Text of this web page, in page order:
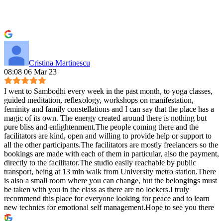
Cristina Martinescu
08:08 06 Mar 23
I went to Sambodhi every week in the past month, to yoga classes,
guided meditation, reflexology, workshops on manifestation,
feminity and family constellations and I can say that the place has a
magic of its own. The energy created around there is nothing but
pure bliss and enlightenment.The people coming there and the
facilitators are kind, open and willing to provide help or support to
all the other participants.The facilitators are mostly freelancers so the
bookings are made with each of them in particular, also the payment,
directly to the facilitator.The studio easily reachable by public
transport, being at 13 min walk from University metro station.There
is also a small room where you can change, but the belongings must
be taken with you in the class as there are no lockers.I truly
recommend this place for everyone looking for peace and to learn
new technics for emotional self management.Hope to see you there
:)